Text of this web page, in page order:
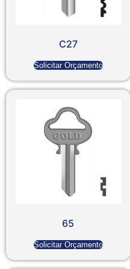
C27
Solicitar Orçamento
65
Solicitar Orçamento